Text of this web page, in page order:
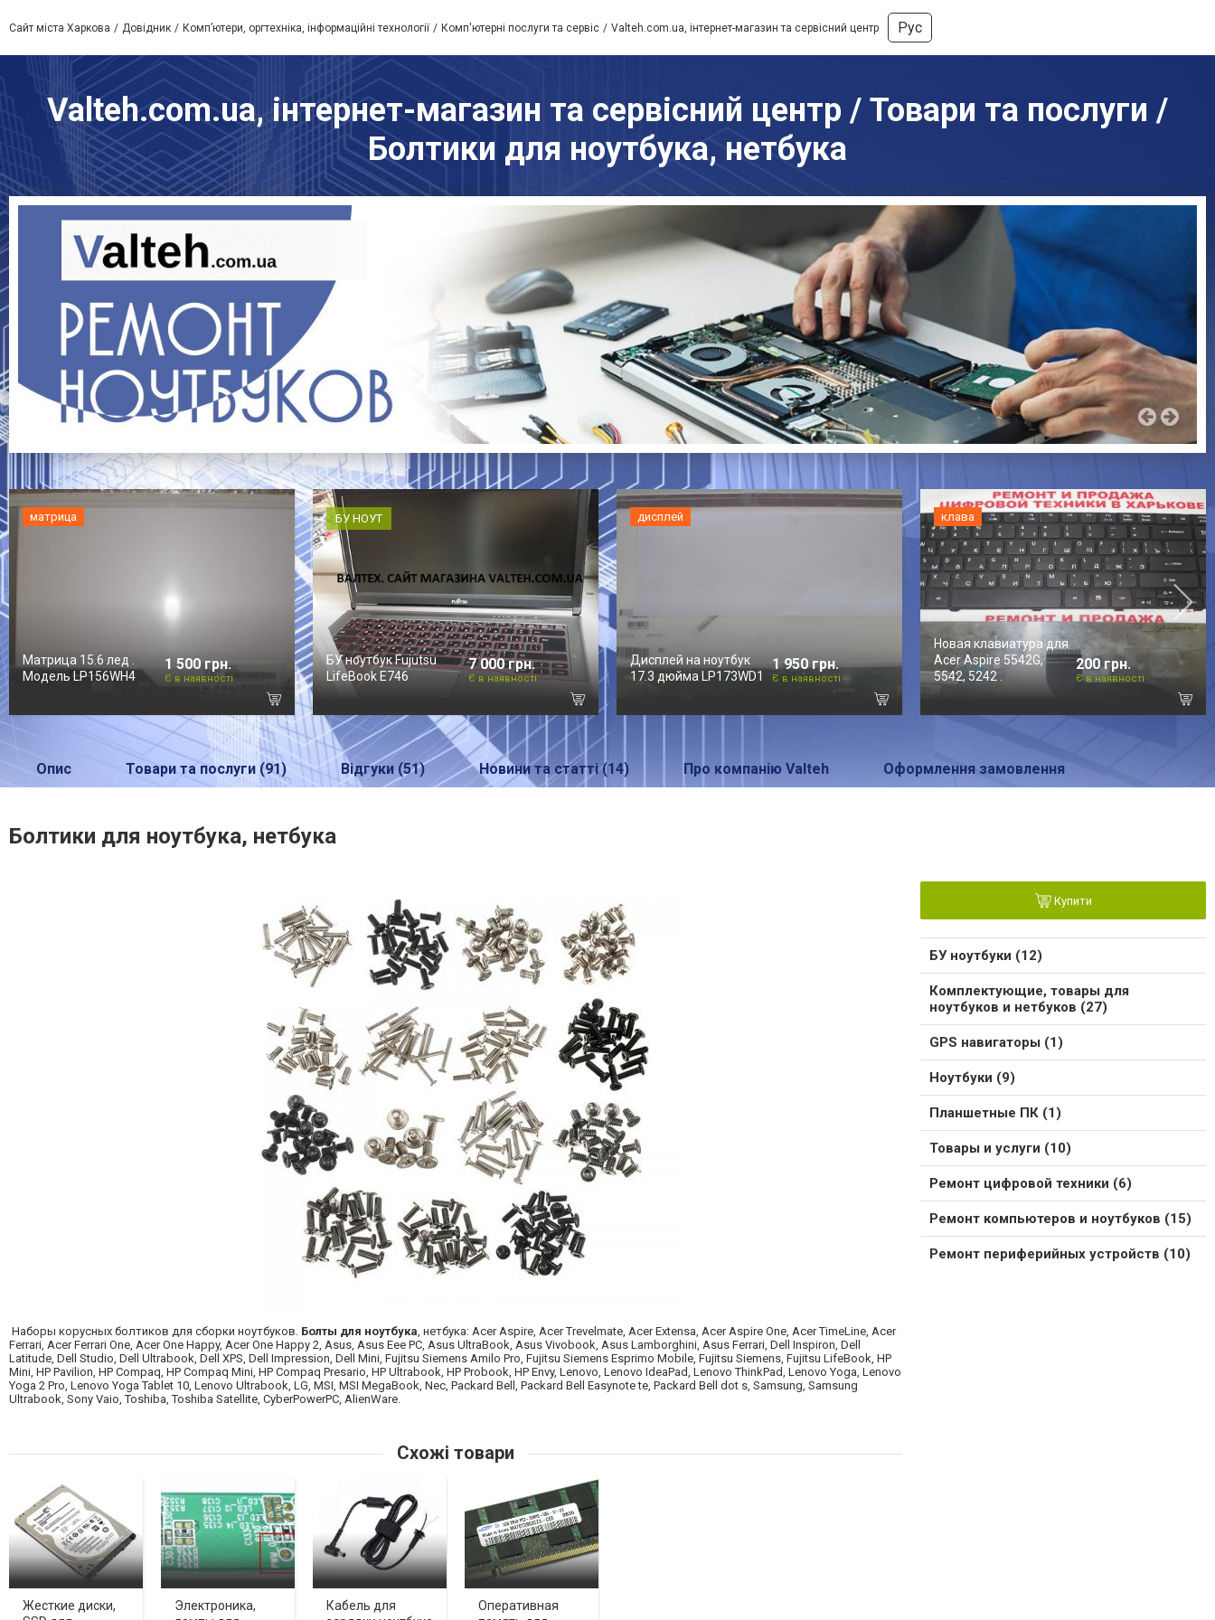
Сайт міста Харкова Довідник Комп’ютери, оргтехніка, інформаційні технології Комп'ютерні послуги та сервіс Valteh.com.ua, інтернет-магазин та сервісний центр Рус
Valteh.com.ua, інтернет-магазин та сервісний центр / Товари та послуги /
Болтики для ноутбука, нетбука
матрица
Матрица 15.6 лед .
Модель LP156WH4
1 500 грн.
Є в наявності
БУ НОУТ
БУ ноутбук Fujutsu
LifeBook E746
7 000 грн.
Є в наявності
дисплей
Дисплей на ноутбук
17.3 дюйма LP173WD1
1 950 грн.
Є в наявності
клава
Новая клавиатура для
Acer Aspire 5542G,
5542, 5242 .
200 грн.
Є в наявності
Опис Товари та послуги (91) Відгуки (51) Новини та статті (14) Про компанію Valteh Оформлення замовлення
Болтики для ноутбука, нетбука
Наборы корусных болтиков для сборки ноутбуков. Болты для ноутбука , нетбука: Acer Aspire, Acer Trevelmate, Acer Extensa, Acer Aspire One, Acer TimeLine, Acer
Ferrari, Acer Ferrari One, Acer One Happy, Acer One Happy 2, Asus, Asus Eee PC, Asus UltraBook, Asus Vivobook, Asus Lamborghini, Asus Ferrari, Dell Inspiron, Dell
Latitude, Dell Studio, Dell Ultrabook, Dell XPS, Dell Impression, Dell Mini, Fujitsu Siemens Amilo Pro, Fujitsu Siemens Esprimo Mobile, Fujitsu Siemens, Fujitsu LifeBook, HP
Mini, HP Pavilion, HP Compaq, HP Compaq Mini, HP Compaq Presario, HP Ultrabook, HP Probook, HP Envy, Lenovo, Lenovo IdeaPad, Lenovo ThinkPad, Lenovo Yoga, Lenovo
Yoga 2 Pro, Lenovo Yoga Tablet 10, Lenovo Ultrabook, LG, MSI, MSI MegaBook, Nec, Packard Bell, Packard Bell Easynote te, Packard Bell dot s, Samsung, Samsung
Ultrabook, Sony Vaio, Toshiba, Toshiba Satellite, CyberPowerPC, AlienWare.
Купити
БУ ноутбуки (12)
Комплектующие, товары для
ноутбуков и нетбуков (27)
GPS навигаторы (1)
Ноутбуки (9)
Планшетные ПК (1)
Товары и услуги (10)
Ремонт цифровой техники (6)
Ремонт компьютеров и ноутбуков (15)
Ремонт периферийных устройств (10)
Схожі товари
Жесткие диски,
Электроника,
Кабель для
Оперативная